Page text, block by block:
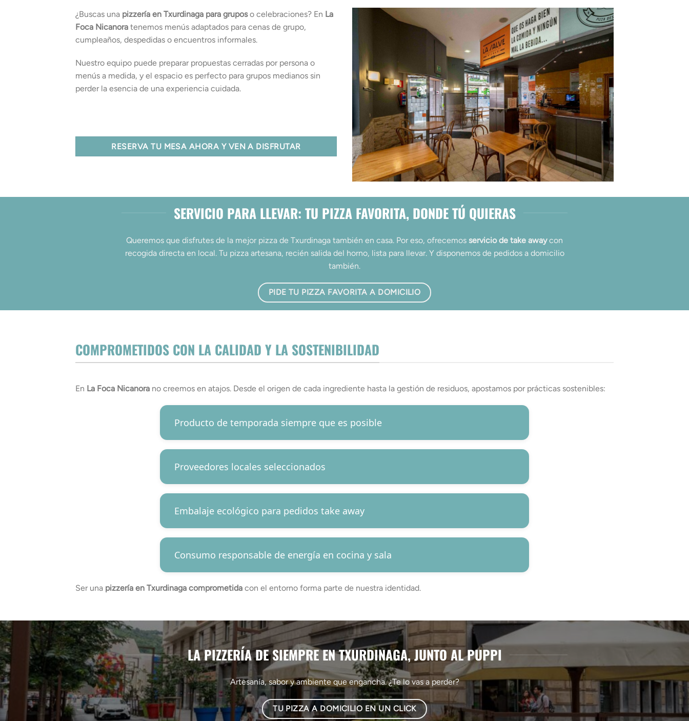
¿Buscas una pizzería en Txurdinaga para gruposo celebraciones? En La
Foca Nicanora tenemos menús adaptados para cenas de grupo,
cumpleaños, despedidas o encuentros informales.
Nuestro equipo puede preparar propuestas cerradas por persona o
menús a medida, y el espacio es perfecto para grupos medianos sin
perder la esencia de una experiencia cuidada.
RESERVA TU MESA AHORA Y VEN A DISFRUTAR
SERVICIO PARA LLEVAR: TU PIZZA FAVORITA, DONDE TÚ QUIERAS
Queremos que disfrutes de la mejor pizza de Txurdinaga también en casa. Por eso, ofrecemos servicio de take awaycon
recogida directa en local. Tu pizza artesana, recién salida del horno, lista para llevar. Y disponemos de pedidos a domicilio
también.
PIDE TU PIZZA FAVORITA A DOMICILIO
COMPROMETIDOS CON LA CALIDAD Y LA SOSTENIBILIDAD
En La Foca Nicanora no creemos en atajos. Desde el origen de cada ingrediente hasta la gestión de residuos, apostamos por prácticas sostenibles:
Producto de temporada siempre que es posible
Proveedores locales seleccionados
Embalaje ecológico para pedidos take away
Consumo responsable de energía en cocina y sala
Ser una pizzería en Txurdinaga comprometida con el entorno forma parte de nuestra identidad.
LA PIZZERÍA DE SIEMPRE EN TXURDINAGA, JUNTO AL PUPPI
Artesanía, sabor y ambiente que engancha. ¿Te lo vas a perder?
TU PIZZA A DOMICILIO EN UN CLICK